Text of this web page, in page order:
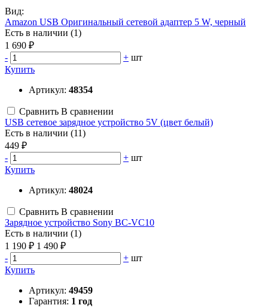
Вид:
Amazon USB Оригинальный сетевой адаптер 5 W, черный
Есть в наличии (1)
1 690 ₽
-
+ шт
Купить
Артикул: 48354
Сравнить В сравнении
USB сетевое зарядное устройство 5V (цвет белый)
Есть в наличии (11)
449 ₽
-
+ шт
Купить
Артикул: 48024
Сравнить В сравнении
Зарядное устройство Sony BC-VC10
Есть в наличии (1)
1 190 ₽ 1 490 ₽
-
+ шт
Купить
Артикул: 49459
Гарантия: 1 год